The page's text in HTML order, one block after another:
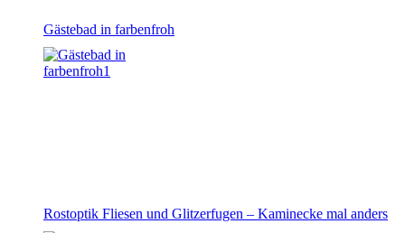
Gästebad in farbenfroh
Rostoptik Fliesen und Glitzerfugen – Kaminecke mal anders